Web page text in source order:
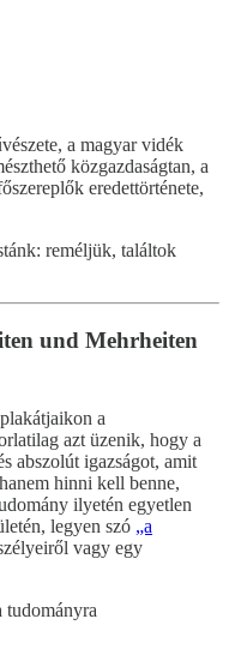
a magyar vidék
közgazdaságtan, a
eredettörténete,
reméljük, találtok
und Mehrheiten
a
azt üzenik, hogy a
abszolút igazságot, amit
hinni kell benne,
ilyetén egyetlen
legyen szó „a
vagy egy
tudományra